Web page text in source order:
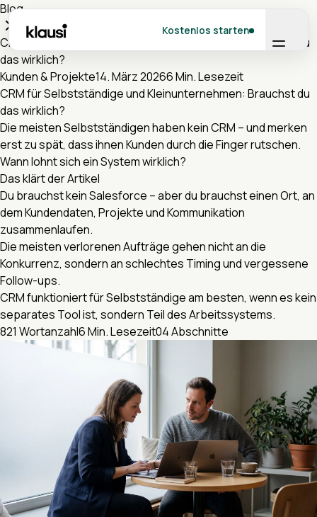
Kostenlos starten
Blog
CRM für Selbstständige und Kleinunternehmen: Brauchst du
das wirklich?
Kunden & Projekte14. März 20266 Min. Lesezeit
CRM für Selbstständige und Kleinunternehmen: Brauchst du
das wirklich?
Die meisten Selbstständigen haben kein CRM – und merken
erst zu spät, dass ihnen Kunden durch die Finger rutschen.
Wann lohnt sich ein System wirklich?
Das klärt der Artikel
Du brauchst kein Salesforce – aber du brauchst einen Ort, an
dem Kundendaten, Projekte und Kommunikation
zusammenlaufen.
Die meisten verlorenen Aufträge gehen nicht an die
Konkurrenz, sondern an schlechtes Timing und vergessene
Follow-ups.
CRM funktioniert für Selbstständige am besten, wenn es kein
separates Tool ist, sondern Teil des Arbeitssystems.
821 Wortanzahl6 Min.Lesezeit04Abschnitte